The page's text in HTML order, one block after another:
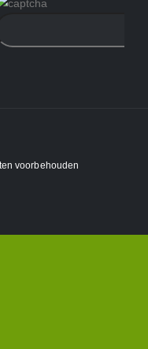
voorbehouden